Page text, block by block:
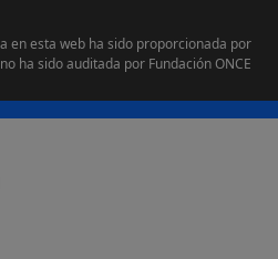
en esta web ha sido proporcionada por
ha sido auditada por Fundación ONCE